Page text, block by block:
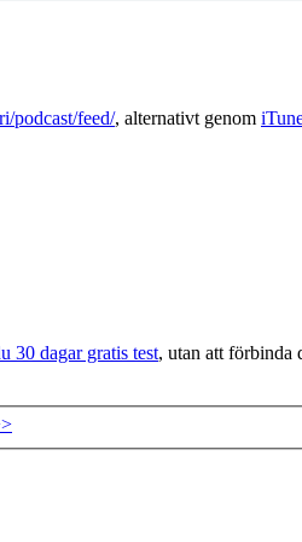
podcast/feed/, alternativt genom
30 dagar gratis test, utan att förbinda